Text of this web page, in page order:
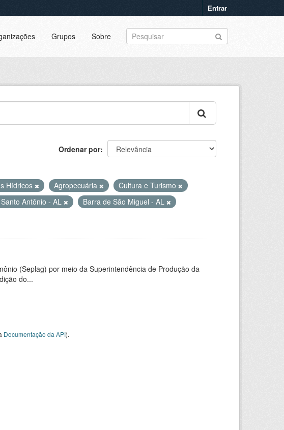
Entrar
Grupos Sobre
Ordenar por
Hídricos Agropecuária
Cultura e Turismo
Antônio - AL
Barra de São Miguel - AL
(Seplag) por meio da Superintendência de Produção da
do...
Documentação da API).